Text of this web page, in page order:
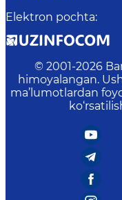
Elektron pochta:
© 2001-2026
himoyalangan.
ma’lumotlardan